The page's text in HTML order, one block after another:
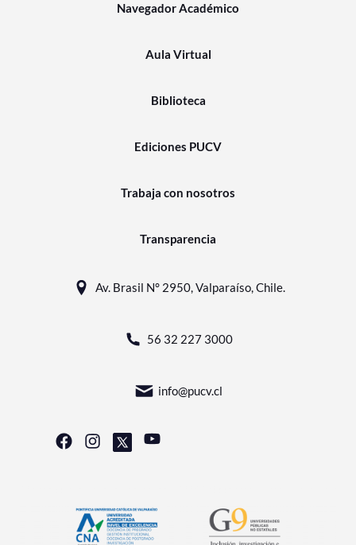
Navegador Académico
Aula Virtual
Biblioteca
Ediciones PUCV
Trabaja con nosotros
Transparencia
Av. Brasil N° 2950, Valparaíso, Chile.
56 32 227 3000
info@pucv.cl